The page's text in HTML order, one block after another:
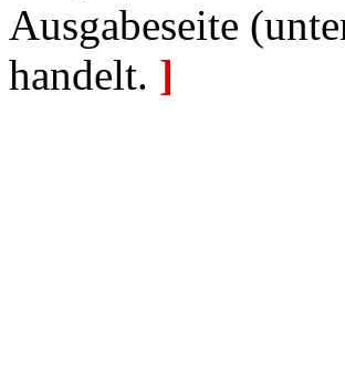
Ausgabeseite
handelt. ]